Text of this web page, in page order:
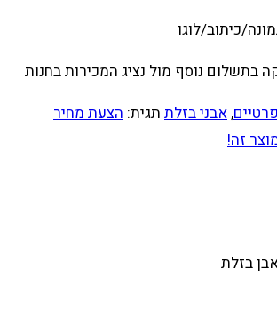
כיתוב/לוגו
בתשלום נוסף מול נציג המכירות בחנות
,אבני בזלת תגית: הצעת מחיר
זה!
בזלת